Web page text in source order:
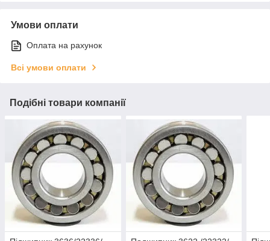
Умови оплати
Оплата на рахунок
Всі умови оплати
Подібні товари компанії